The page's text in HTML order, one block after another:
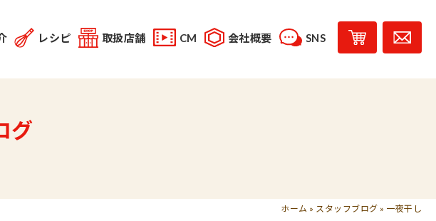
レシピ
理勉強会
取扱店舗 CM 会社概要 SNS
グ
ホーム » スタッフブログ » 一夜干し